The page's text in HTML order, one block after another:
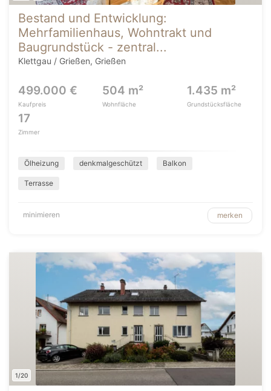
Bestand und Entwicklung:
Mehrfamilienhaus, Wohntrakt und
Baugrundstück - zentral...
Klettgau / Grießen, Grießen
499.000 €
Kaufpreis
504 m²
Wohnfläche
1.435 m²
Grundstücksfläche
17
Zimmer
Ölheizung denkmalgeschützt Balkon
Terrasse
minimieren merken
1/20